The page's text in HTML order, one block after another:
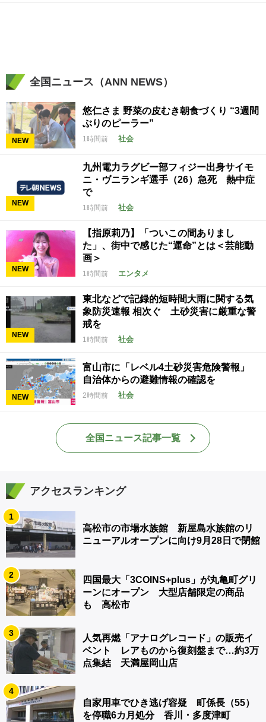
全国ニュース（ANN NEWS）
NEW
悠仁さま 野菜の皮むき朝食づくり “3週間
ぶりのピーラー”
1時間前 社会
NEW
九州電力ラグビー部フィジー出身サイモ
ニ・ヴニランギ選手（26）急死 熱中症
で
1時間前 社会
NEW
【指原莉乃】「ついこの間ありまし
た」、街中で感じた“運命”とは＜芸能動
画＞
1時間前 エンタメ
NEW
東北などで記録的短時間大雨に関する気
象防災速報 相次ぐ 土砂災害に厳重な警
戒を
1時間前 社会
NEW
富山市に「レベル4土砂災害危険警報」
自治体からの避難情報の確認を
2時間前 社会
全国ニュース記事一覧
アクセスランキング
1
高松市の市場水族館 新屋島水族館のリ
ニューアルオープンに向け9月28日で閉館
2
四国最大「3COINS+plus」が丸亀町グリ
ーンにオープン 大型店舗限定の商品
も 高松市
3
人気再燃「アナログレコード」の販売イ
ベント レアものから復刻盤まで…約3万
点集結 天満屋岡山店
4
自家用車でひき逃げ容疑 町係長（55）
を停職6カ月処分 香川・多度津町